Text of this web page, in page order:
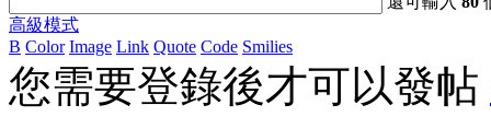
高級模式
B Color Image Link Quote Code Smilies
您需要登錄後才可以發帖